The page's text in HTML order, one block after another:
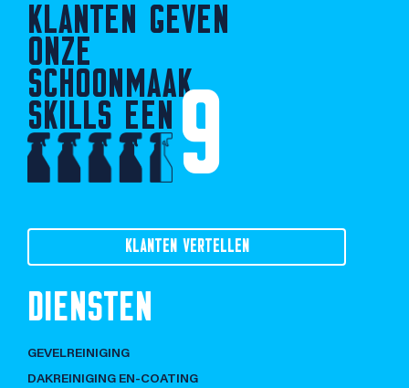
KLANTEN GEVEN
ONZE
SCHOONMAAK
SKILLS EEN 9
KLANTEN VERTELLEN
DIENSTEN
GEVELREINIGING
DAKREINIGING EN-COATING